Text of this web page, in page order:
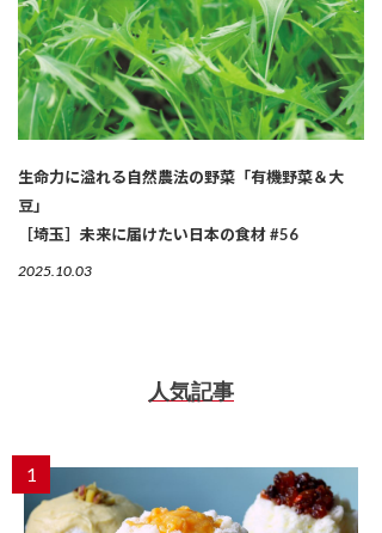
生命力に溢れる自然農法の野菜「有機野菜＆大
豆」
［埼玉］未来に届けたい日本の食材 #56
2025.10.03
人気記事
1